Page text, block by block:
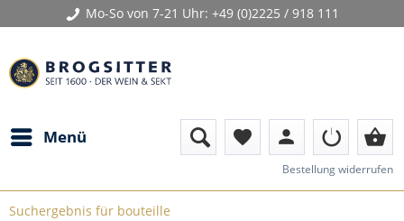
Mo-So von 7-21 Uhr: +49 (0)2225 / 918 111
Menü favorite person shopping_basket
Bestellung widerrufen
Suchergebnis für bouteille